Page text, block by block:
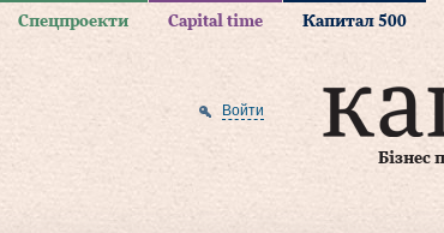
Спецпроекти Capital time Капитал 500
Бізнес
Войти